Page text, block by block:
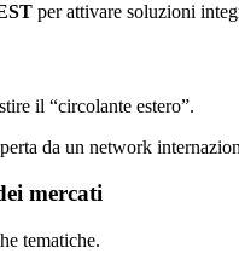
per attivare soluzioni
il “circolante estero”.
da un network
mercati
tematiche.